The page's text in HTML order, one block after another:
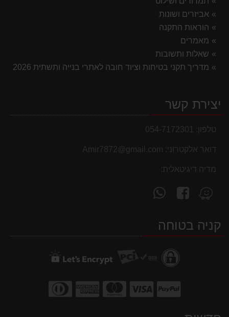
אביזרים ושונות
הוראות התקנה
מאמרים
שאלות ותשובות
מדריך תקני בטיחות וציוד חובה לאתרי בנייה ותשתית 2026
יצירת קשר
טלפון: 054-7172301
דואר אלקטרוני: Amir7872@gmail.com
מדיה דיגיטאלית:
מצא
אותנו
Waze
עקוב
אחרינו
facebookקניה בטוחה